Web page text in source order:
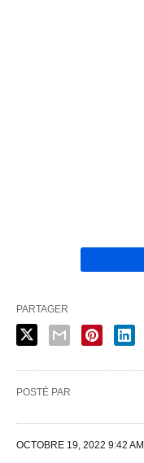
PARTAGER
POSTÉ PAR
OCTOBRE 19, 2022 9:42 AM